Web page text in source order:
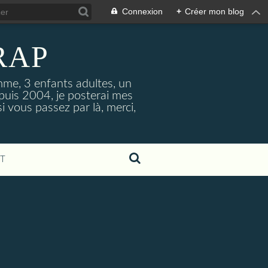
Connexion + Créer mon blog
3 enfants adultes, un
2004, je posterai mes
passez par là, merci,